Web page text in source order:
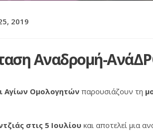
2019
Αναδρομή-
Αγίων Ομολογητών παρουσιάζουν τη
στις 5 Ιουλίου και αποτελεί μια